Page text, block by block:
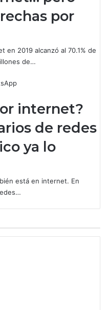
por
en 2019 alcanzó al 70.1% de
de…
internet?
de redes
ya lo
está en internet. En